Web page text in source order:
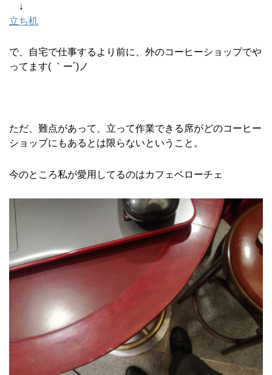
↓
立ち机
で、自宅で仕事するより前に、外のコーヒーショップでや
ってます( ｀ー´)ノ
ただ、難点があって、立って作業できる席がどのコーヒー
ショップにもあるとは限らないということ。
今のところ私が愛用してるのはカフェベローチェ